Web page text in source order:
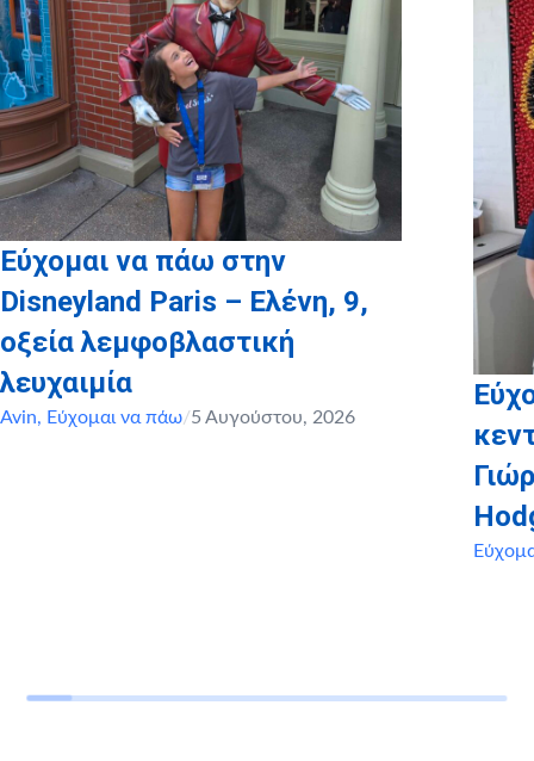
Εύχομαι να πάω στην
Disneyland Paris – Ελένη, 9,
οξεία λεμφοβλαστική
λευχαιμία
Avin, Εύχομαι να πάω/5 Αυγούστου, 2026